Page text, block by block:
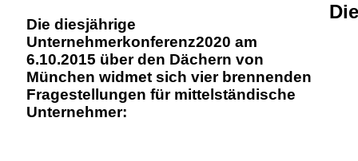
Die diesjährige
Unternehmerkonferenz2020 am
6.10.2015 über den Dächern von
München widmet sich vier brennenden
Fragestellungen für mittelständische
Unternehmer: